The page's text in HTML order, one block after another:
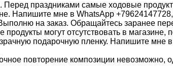
праздниками самые ходовые
Напишите мне в WhatsApp +79624147728,
на заказ. Обращайтесь заранее
могут отсутствовать в
подарочную пленку. Напишите мне
повторение композиции невозможно,